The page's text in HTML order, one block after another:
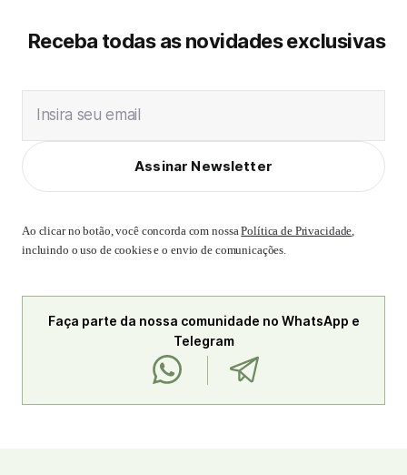
Receba todas as novidades exclusivas
Insira seu email
Assinar Newsletter
Ao clicar no botão, você concorda com nossaPolítica de Privacidade,
incluindo o uso de cookies e o envio de comunicações.
Faça parte da nossa comunidade no WhatsApp e
Telegram